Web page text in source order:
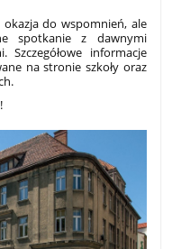
okazja do wspomnień, ale
spotkanie z dawnymi
Szczegółowe informacje
na stronie szkoły oraz